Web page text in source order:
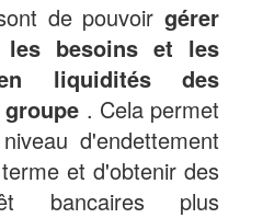
de pouvoir gérer
besoins et les
liquidités des
. Cela permet
d'endettement
et d'obtenir des
bancaires plus